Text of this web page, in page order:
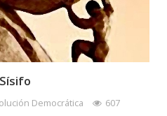
Democrática 607